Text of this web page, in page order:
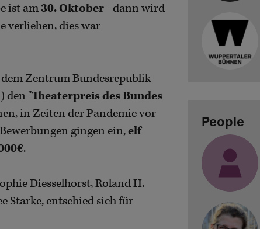
ist am30. Oktober - dann wird
verliehen, dies war
Zentrum Bundesrepublik
den "Theaterpreis des Bundes
in Zeiten der Pandemie vor
gingen ein,elf
.
Diesselhorst, Roland H.
Starke, entschied sich für
People